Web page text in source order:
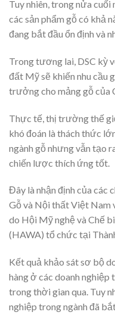
Tuy nhiên, trong nửa cuối
các sản phẩm gỗ có khả
đang bắt đầu ổn định và
Trong tương lai, DSC kỳ
đất Mỹ sẽ khiến nhu cầu
trưởng cho mảng gỗ của
Thực tế, thị trường thế
khó đoán là thách thức
ngành gỗ nhưng vẫn tạo
chiến lược thích ứng tốt.
Đây là nhận định của các
Gỗ và Nội thất Việt Nam
do Hội Mỹ nghệ và Chế
(HAWA) tổ chức tại
Kết quả khảo sát sơ bộ
hàng ở các doanh nghiệp
trong thời gian qua. Tuy
nghiệp trong ngành đã